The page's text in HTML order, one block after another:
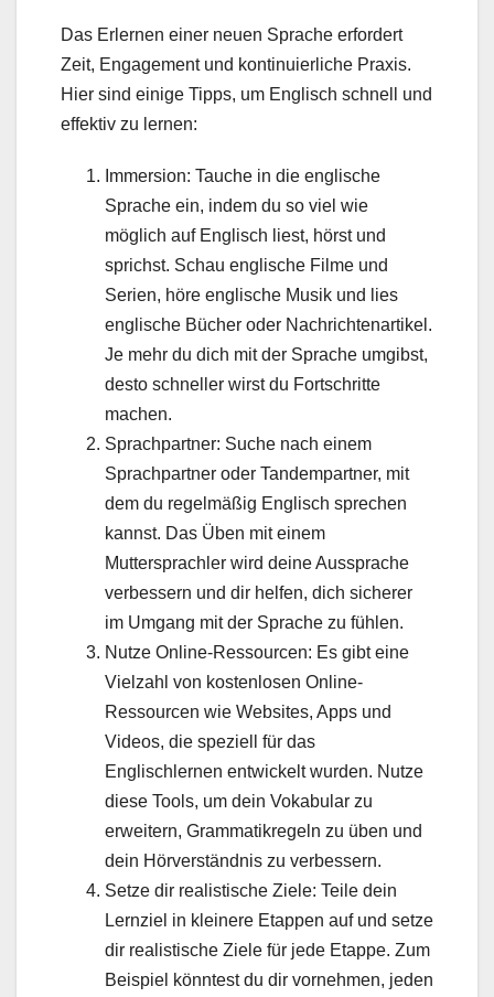
Das Erlernen einer neuen Sprache erfordert
Zeit, Engagement und kontinuierliche Praxis.
Hier sind einige Tipps, um Englisch schnell und
effektiv zu lernen:
Immersion: Tauche in die englische
Sprache ein, indem du so viel wie
möglich auf Englisch liest, hörst und
sprichst. Schau englische Filme und
Serien, höre englische Musik und lies
englische Bücher oder Nachrichtenartikel.
Je mehr du dich mit der Sprache umgibst,
desto schneller wirst du Fortschritte
machen.
Sprachpartner: Suche nach einem
Sprachpartner oder Tandempartner, mit
dem du regelmäßig Englisch sprechen
kannst. Das Üben mit einem
Muttersprachler wird deine Aussprache
verbessern und dir helfen, dich sicherer
im Umgang mit der Sprache zu fühlen.
Nutze Online-Ressourcen: Es gibt eine
Vielzahl von kostenlosen Online-
Ressourcen wie Websites, Apps und
Videos, die speziell für das
Englischlernen entwickelt wurden. Nutze
diese Tools, um dein Vokabular zu
erweitern, Grammatikregeln zu üben und
dein Hörverständnis zu verbessern.
Setze dir realistische Ziele: Teile dein
Lernziel in kleinere Etappen auf und setze
dir realistische Ziele für jede Etappe. Zum
Beispiel könntest du dir vornehmen, jeden